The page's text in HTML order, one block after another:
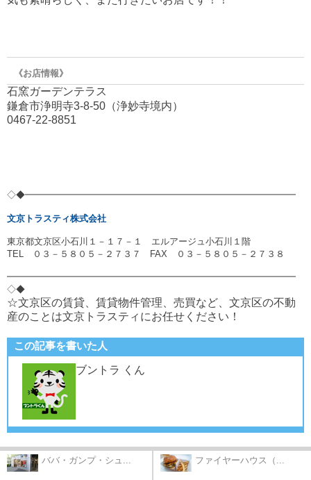
《お店情報》
石窯ガーデンテラス
鎌倉市浄明寺3-8-50（浄妙寺境内）
0467-22-8851
◇◆━━━━━━━━━━━━━━━━━━━━━━━━━━━━━━
文京トラスティ株式会社
東京都文京区小石川１－１７－１ エルアージュ小石川１階
TEL ０３－５８０５－２７３７ FAX ０３－５８０５－２７３８
━━━━━━━━━━━━━━━━━━━━━━━━━━━━━━━━
◇◆
☆文京区の賃貸、賃貸物件管理、売買など、文京区の不動
産のことは文京トラスティにお任せください！
この記事を書いた人
ブントラ くん
ババ・ガンプ・シュ... ファイヤーハウス（...